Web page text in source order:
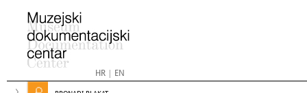
HR| EN